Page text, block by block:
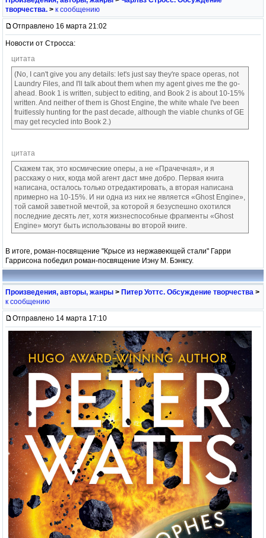
творчества. > к сообщению
Отправлено 16 марта 21:02
Новости от Стросса:
цитата
(No, I can't give you any details: let's just say they're space operas, not
Laundry Files, and I'll talk about them when my agent gives me the go-
ahead. Book 1 is written, subject to editing, and Book 2 is about 10-15%
written. And neither of them is Ghost Engine, the white whale I've been
fruitlessly hunting for the past decade, although the viable chunks of GE
may get recycled into Book 2.)
цитата
Скажем так, это космические оперы, а не «Прачечная», и я
расскажу о них, когда мой агент даст мне добро. Первая книга
написана, осталось только отредактировать, а вторая написана
примерно на 10-15%. И ни одна из них не является «Ghost Engine»,
той самой заветной мечтой, за которой я безуспешно охотился
последние десять лет, хотя жизнеспособные фрагменты «Ghost
Engine» могут быть использованы во второй книге.
В итоге, роман-посвящение "Крысе из нержавеющей стали" Гарри
Гаррисона победил роман-посвящение Иэну М. Бэнксу.
Произведения, авторы, жанры > Питер Уоттс. Обсуждение творчества >
к сообщению
Отправлено 14 марта 17:10